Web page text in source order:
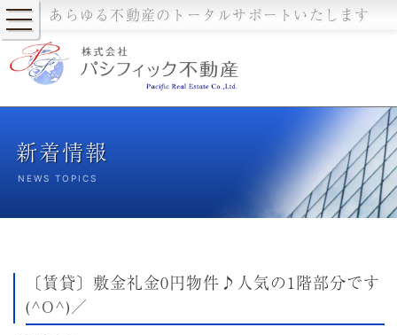
あらゆる不動産のトータルサポートいたします
新着情報
NEWS TOPICS
〔賃貸〕敷金礼金0円物件♪人気の1階部分です
(^O^)／